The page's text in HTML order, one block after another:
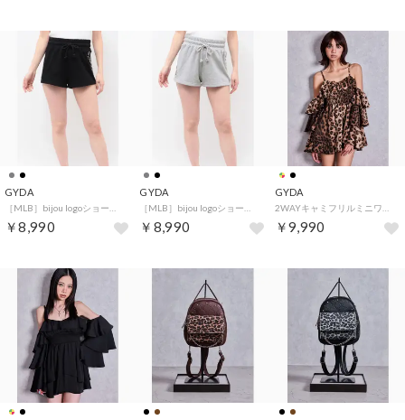
GYDA
￥8,990
GYDA
￥8,990
GYDA
￥9,990